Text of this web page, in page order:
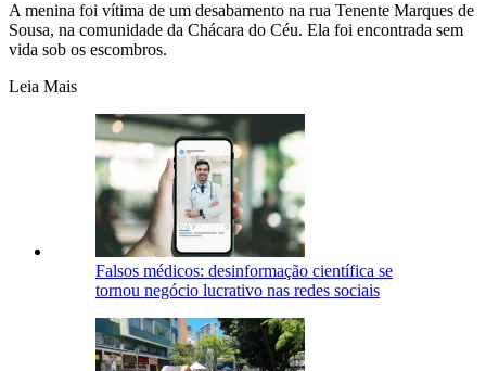
A menina foi vítima de um desabamento na rua Tenente Marques de
Sousa, na comunidade da Chácara do Céu. Ela foi encontrada sem
vida sob os escombros.
Leia Mais
Falsos médicos: desinformação científica se
tornou negócio lucrativo nas redes sociais